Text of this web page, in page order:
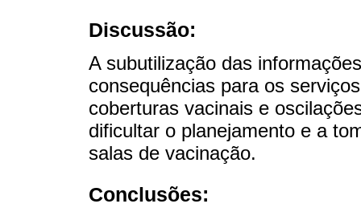
Discussão:
A subutilização das
consequências para os
coberturas vacinais e
dificultar o planejamento e a
salas de vacinação.
Conclusões: